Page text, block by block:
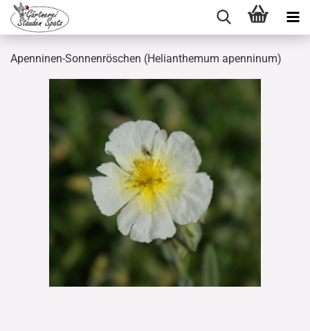
Apenninen-Sonnenröschen (Helianthemum apenninum)